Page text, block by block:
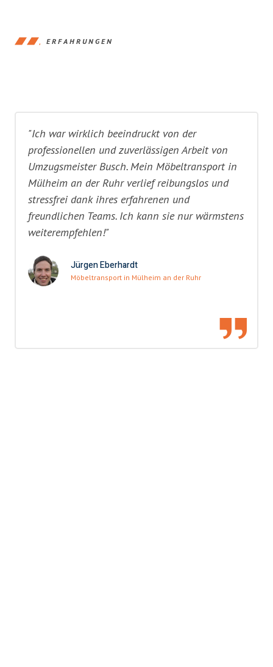
ERFAHRUNGEN
"Ich war wirklich beeindruckt von der
professionellen und zuverlässigen Arbeit von
Umzugsmeister Busch. Mein Möbeltransport in
Mülheim an der Ruhr verlief reibungslos und
stressfrei dank ihres erfahrenen und
freundlichen Teams. Ich kann sie nur wärmstens
weiterempfehlen!"
Jürgen Eberhardt
Möbeltransport in Mülheim an der Ruhr